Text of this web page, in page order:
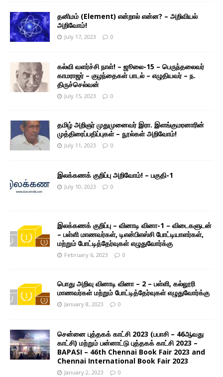
தனிமம் (Element) என்றால் என்ன? – அறிவியல்
அறிவோம்!
July 17, 2023 0
கல்வி வளர்ச்சி நாள்! – ஜூலை-15 – பெருந்தலைவர்
காமராஜர் – குழந்தைகள் பாடல் – எழுதியவர் – ந.
திருச்செல்வன்
July 15, 2023 0
தமிழ் அறிஞர் முதுமுனைவர் இரா. இளங்குமரனாரின்
முத்திரைப்பதிப்புகள் – நூல்கள் அறிவோம்!
July 11, 2023 0
இலக்கணக் குறிப்பு அறிவோம்! – பகுதி-1
July 10, 2023 0
இலக்கணக் குறிப்பு – வினாடி வினா-1 – விடைகளுடன்
– பள்ளி மாணவர்கள், டிஎன்பிஎஸ்சி போட்டியாளர்கள்,
மற்றும் போட்டித்தேர்வுகள் எழுதுவோர்க்கு
February 6, 2023 0
பொது அறிவு வினாடி வினா – 2 – பள்ளி, கல்லூரி
மாணவர்கள் மற்றும் போட்டித்தேர்வுகள் எழுதுவோர்க்கு
January 8, 2023 0
சென்னை புத்தகக் காட்சி 2023 (பபாசி – 46ஆவது
காட்சி) மற்றும் பன்னாட்டு புத்தகக் காட்சி 2023 –
BAPASI – 46th Chennai Book Fair 2023 and
Chennai International Book Fair 2023
January 2, 2023 0